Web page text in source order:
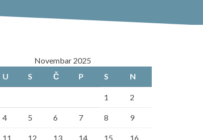
Novembar 2025
U S Č P S N
1 2
4 5 6 7 8 9
11 12 13 14 15 16